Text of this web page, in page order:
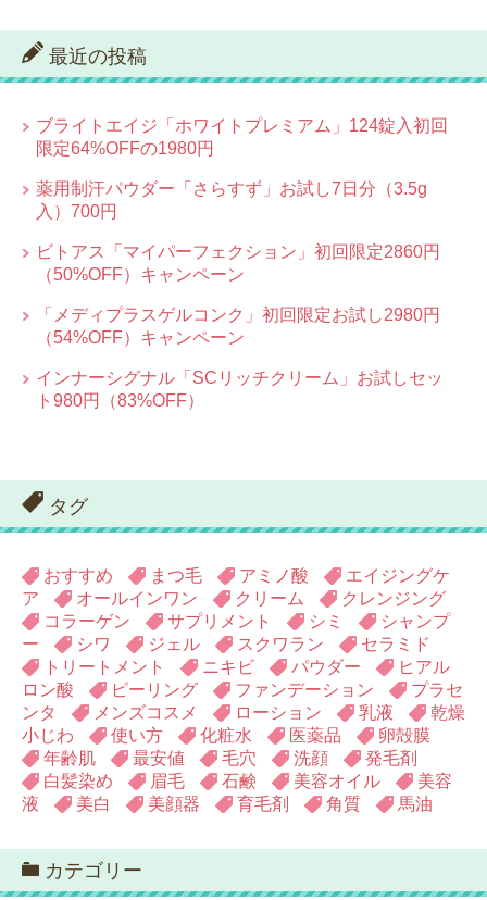
最近の投稿
ブライトエイジ「ホワイトプレミアム」124錠入初回
限定64%OFFの1980円
薬用制汗パウダー「さらすず」お試し7日分（3.5g
入）700円
ビトアス「マイパーフェクション」初回限定2860円
（50%OFF）キャンペーン
「メディプラスゲルコンク」初回限定お試し2980円
（54%OFF）キャンペーン
インナーシグナル「SCリッチクリーム」お試しセッ
ト980円（83%OFF）
タグ
おすすめ まつ毛 アミノ酸
エイジングケ
ア
オールインワン クリーム
クレンジング
コラーゲン
サプリメント シミ
シャンプ
ー
シワ ジェル スクワラン
セラミド
トリートメント
ニキビ パウダー
ヒアル
ロン酸
ピーリング ファンデーション
プラセ
ンタ
メンズコスメ ローション 乳液
乾燥
小じわ
使い方 化粧水 医薬品
卵殻膜
年齢肌
最安値 毛穴 洗顔
発毛剤
白髪染め
眉毛 石鹸 美容オイル
美容
液
美白 美顔器 育毛剤 角質 馬油
カテゴリー